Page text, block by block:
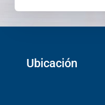
Ubicación